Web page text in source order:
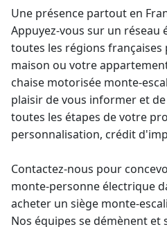
Une présence partout en
Appuyez-vous sur un réseau
toutes les régions
maison ou votre
chaise motorisée monte-
plaisir de vous informer et
toutes les étapes de votre
personnalisation, crédit
Contactez-nous pour
monte-personne électrique
acheter un siège monte-
Nos équipes se démènent